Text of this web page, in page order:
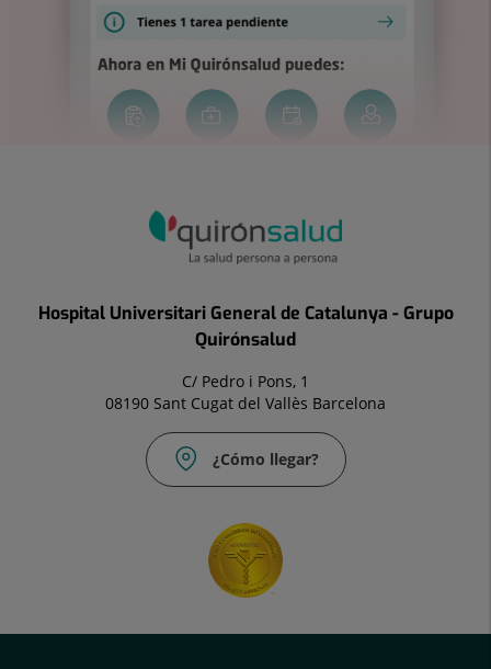
Hospital Universitari General de Catalunya - Grupo
Quirónsalud
C/ Pedro i Pons, 1
08190 Sant Cugat del Vallès Barcelona
¿Cómo llegar?